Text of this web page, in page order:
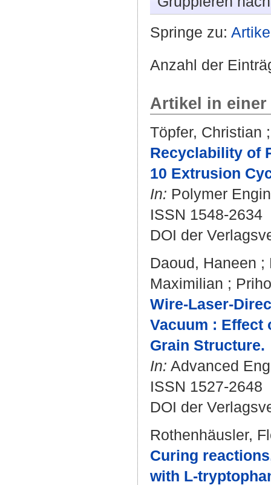
Springe zu:
Anzahl der
Artikel in
Töpfer, Christian
Recyclability of
10 Extrusion
In: Polymer
ISSN 1548-2634
DOI der
Daoud, Haneen ;
Maximilian ;
Wire-Laser-
Vacuum : Effect
Grain Structure.
In: Advanced
ISSN 1527-2648
DOI der
Rothenhäusler,
Curing
with L-